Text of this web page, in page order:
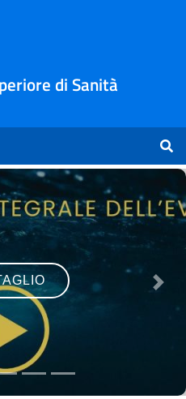
di Sanità
Next